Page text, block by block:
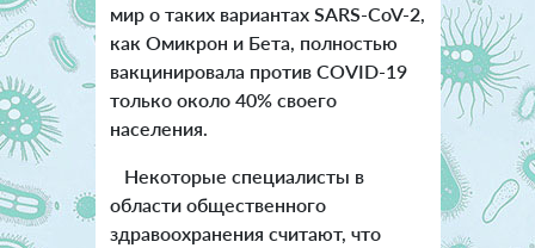
мир о таких вариантах SARS-CoV-2,
как Омикрон и Бета, полностью
вакцинировала против COVID-19
только около 40% своего
населения.
Некоторые специалисты в
области общественного
здравоохранения считают, что